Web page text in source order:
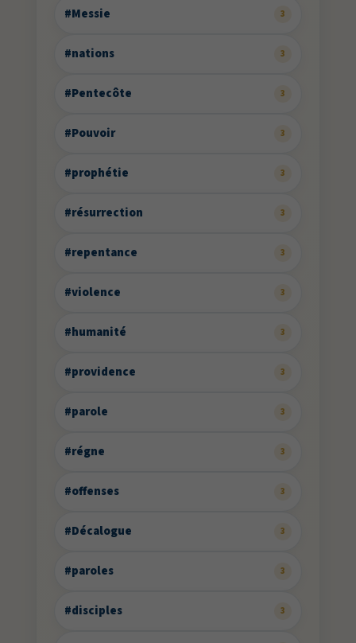
#Messie 3
#nations 3
#Pentecôte 3
#Pouvoir 3
#prophétie 3
#résurrection 3
#repentance 3
#violence 3
#humanité 3
#providence 3
#parole 3
#régne 3
#offenses 3
#Décalogue 3
#paroles 3
#disciples 3